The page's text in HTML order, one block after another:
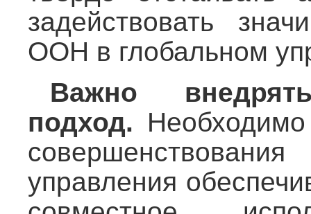
задействовать
ООН в глобальном
Важно
подход.
управления